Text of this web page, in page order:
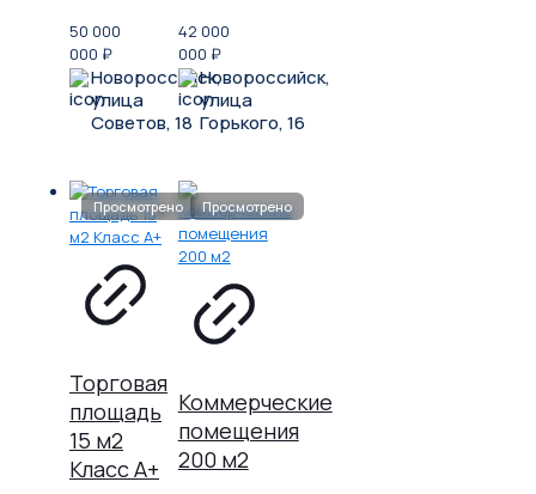
50 000
000 ₽
Новороссийск,
улица
Советов, 18
42 000
000 ₽
Новороссийск,
улица
Горького, 16
Торговая
площадь
15 м2
Класс A+
Коммерческие
помещения
200 м2